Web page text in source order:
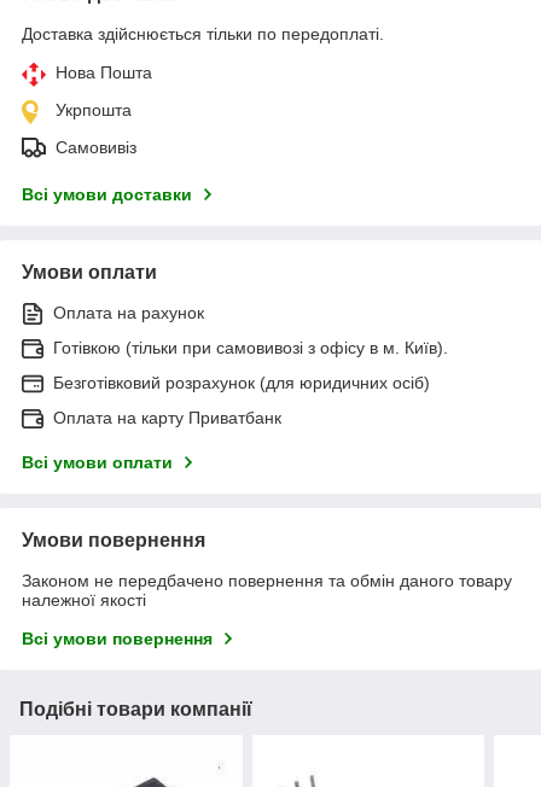
Доставка здійснюється тільки по передоплаті.
Нова Пошта
Укрпошта
Самовивіз
Всі умови доставки
Умови оплати
Оплата на рахунок
Готівкою (тільки при самовивозі з офісу в м. Київ).
Безготівковий розрахунок (для юридичних осіб)
Оплата на карту Приватбанк
Всі умови оплати
Умови повернення
Законом не передбачено повернення та обмін даного товару
належної якості
Всі умови повернення
Подібні товари компанії